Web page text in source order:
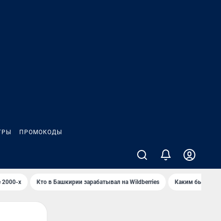
ПРОМОКОДЫ
2000-х Кто в Башкирии зарабатывал на Wildberries Каким было